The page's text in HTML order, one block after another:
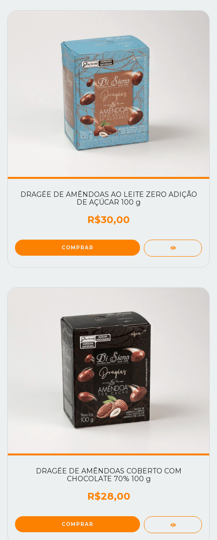
DRAGÉE DE AMÊNDOAS AO LEITE ZERO ADIÇÃO
DE AÇÚCAR 100 g
R$30,00
DRAGÉE DE AMÊNDOAS COBERTO COM
CHOCOLATE 70% 100 g
R$28,00